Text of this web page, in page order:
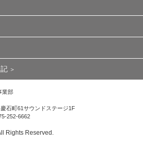
業部
石町61サウンドステージ1F
252-6662
Rights Reserved.